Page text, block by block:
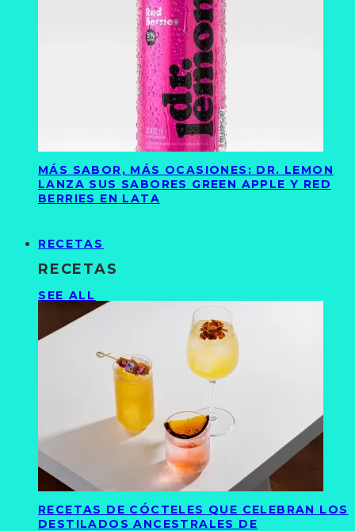
MÁS SABOR, MÁS OCASIONES: DR. LEMON
LANZA SUS SABORES GREEN APPLE Y RED
BERRIES EN LATA
RECETAS
RECETAS
SEE ALL
RECETAS DE CÓCTELES QUE CELEBRAN LOS
DESTILADOS ANCESTRALES DE